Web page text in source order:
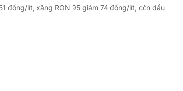
đồng/lít, xăng RON 95 giảm 74 đồng/lít, còn dầu